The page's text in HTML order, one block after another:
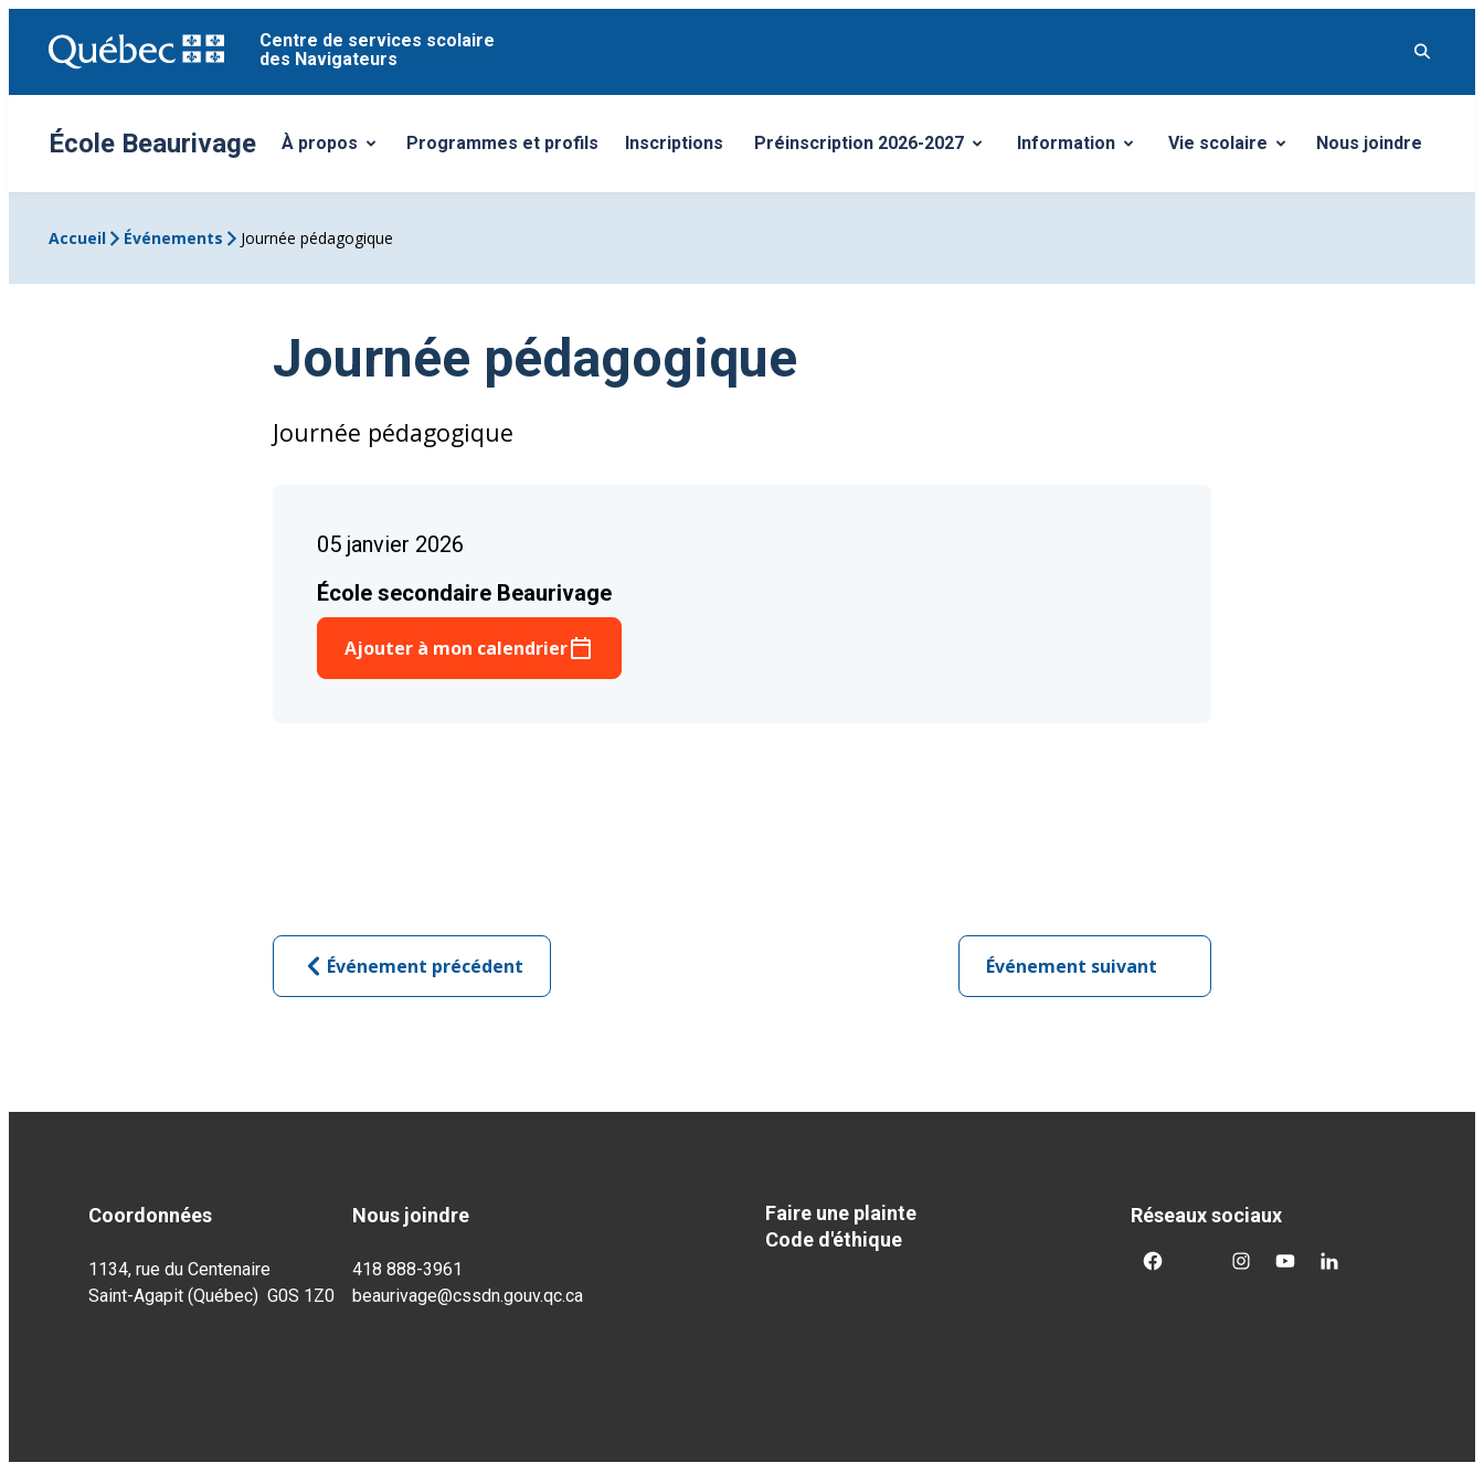
contenu
Centre de services scolaire
des Navigateurs
École Beaurivage À propos
Ouvrir/Fermer le sous-menu
Programmes et profils Inscriptions Préinscription 2026-2027
Ouvrir/Fermer le sous-menu Information
Ouvrir/Fermer le sous-menu
Vie scolaire
Ouvrir/Fermer le sous-menu
Nous joindre
Accueil Événements Journée pédagogique
Journée pédagogique
Journée pédagogique
05 janvier 2026
École secondaire Beaurivage
Ajouter à mon calendrier
Événement précédent Événement suivant
Coordonnées
1134, rue du Centenaire
Saint-Agapit (Québec) G0S 1Z0
Nous joindre
418 888-3961
beaurivage@cssdn.gouv.qc.ca
Faire une plainte
Code d'éthique
Réseaux sociaux
facebooktwittergoogleplus
googleplusgoogleplus